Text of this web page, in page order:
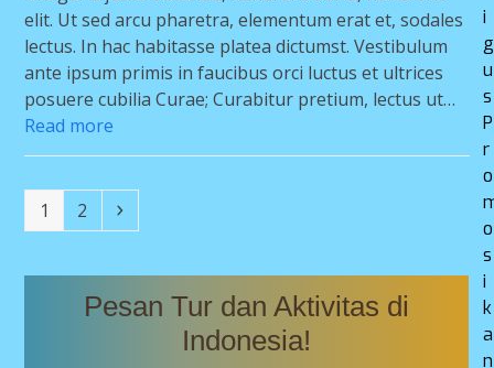
elit. Ut sed arcu pharetra, elementum erat et, sodales
lectus. In hac habitasse platea dictumst. Vestibulum
ante ipsum primis in faucibus orci luctus et ultrices
posuere cubilia Curae; Curabitur pretium, lectus ut…
Read more
Page
1 Page
2 Next
i
g
u
s
P
r
o
o
s
i
k
a
n